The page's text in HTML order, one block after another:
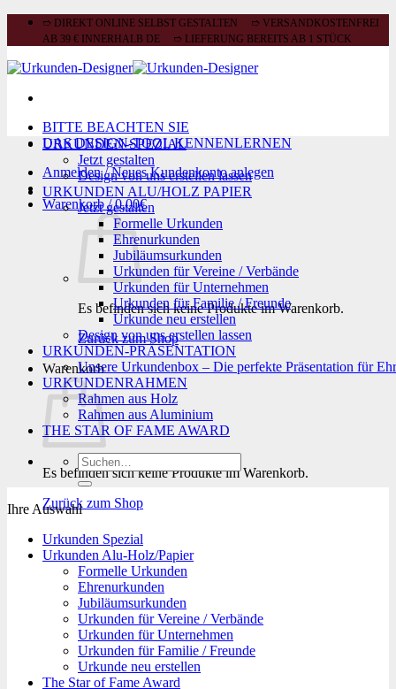
Zum
➱ DIREKT ONLINE SELBST GESTALTEN ➱ VERSANDKOSTENFREI
AB 39 € INNERHALB DE ➱ LIEFERUNG BEREITS AB 1 STÜCK
BITTE BEACHTEN SIE
DAS DESIGN-TOOL KENNENLERNEN
Anmelden / Neues Kundenkonto anlegen
Warenkorb /0,00€
Es befinden sich keine Produkte im Warenkorb.
Zurück zum Shop
Warenkorb
Es befinden sich keine Produkte im Warenkorb.
Zurück zum Shop
URKUNDEN-SPEZIAL
Jetzt gestalten
Design von uns erstellen lassen
URKUNDEN ALU/HOLZ PAPIER
Jetzt gestalten
Formelle Urkunden
Ehrenurkunden
Jubiläumsurkunden
Urkunden für Vereine / Verbände
Urkunden für Unternehmen
Urkunden für Familie / Freunde
Urkunde neu erstellen
Design von uns erstellen lassen
URKUNDEN-PRÄSENTATION
Unsere Urkundenbox – Die perfekte Präsentation für
URKUNDENRAHMEN
Rahmen aus Holz
Rahmen aus Aluminium
THE STAR OF FAME AWARD
Suchen
nach:
Ihre Auswahl
Urkunden Spezial
Urkunden Alu-Holz/Papier
Formelle Urkunden
Ehrenurkunden
Jubiläumsurkunden
Urkunden für Vereine / Verbände
Urkunden für Unternehmen
Urkunden für Familie / Freunde
Urkunde neu erstellen
The Star of Fame Award